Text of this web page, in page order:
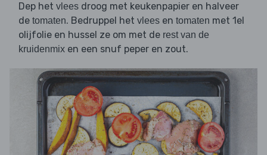
Dep het vlees droog met keukenpapier en halveer
de tomaten. Bedruppel het vlees en tomaten met 1el
olijfolie en hussel ze om met de rest van de
kruidenmix en een snuf peper en zout.